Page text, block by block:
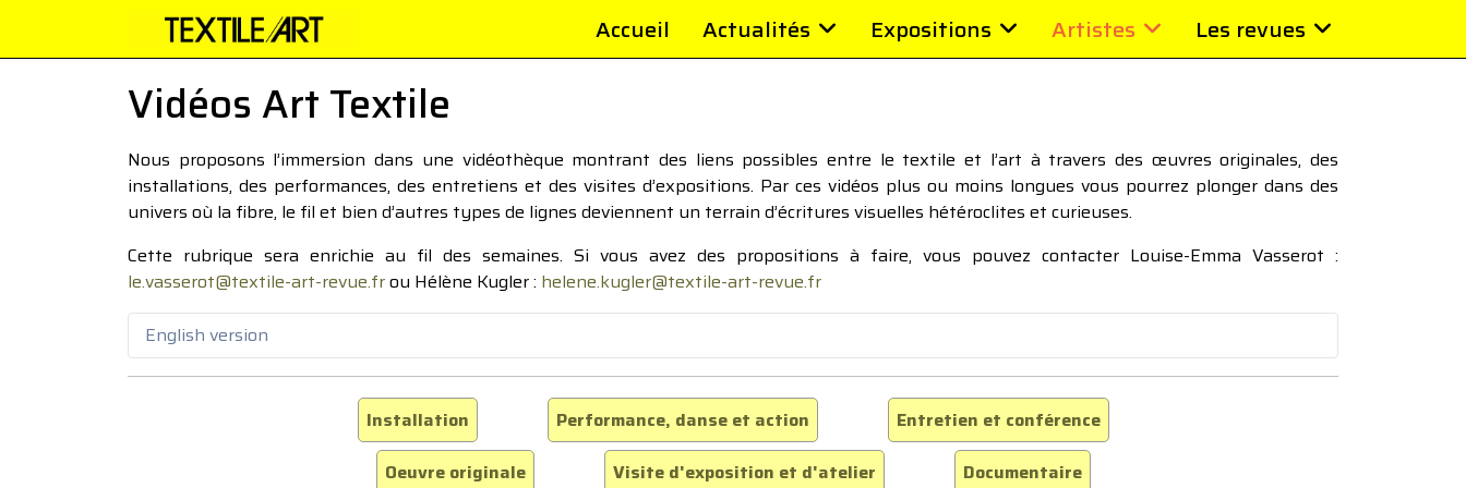
Accueil Actualités Expositions Artistes Les revues
Vidéos Art Textile
Nous proposons l’immersion dans une vidéothèque montrant des liens possibles entre le textile et l’art à travers des œuvres originales, des
installations, des performances, des entretiens et des visites d’expositions. Par ces vidéos plus ou moins longues vous pourrez plonger dans des
univers où la fibre, le fil et bien d’autres types de lignes deviennent un terrain d’écritures visuelles hétéroclites et curieuses.
Cette rubrique sera enrichie au fil des semaines. Si vous avez des propositions à faire, vous pouvez contacter Louise-Emma Vasserot :
le.vasserot@textile-art-revue.frou Hélène Kugler : helene.kugler@textile-art-revue.fr
English version
Installation Performance, danse et action
Entretien et conférence
Oeuvre originale
Visite d'exposition et d'atelier Documentaire